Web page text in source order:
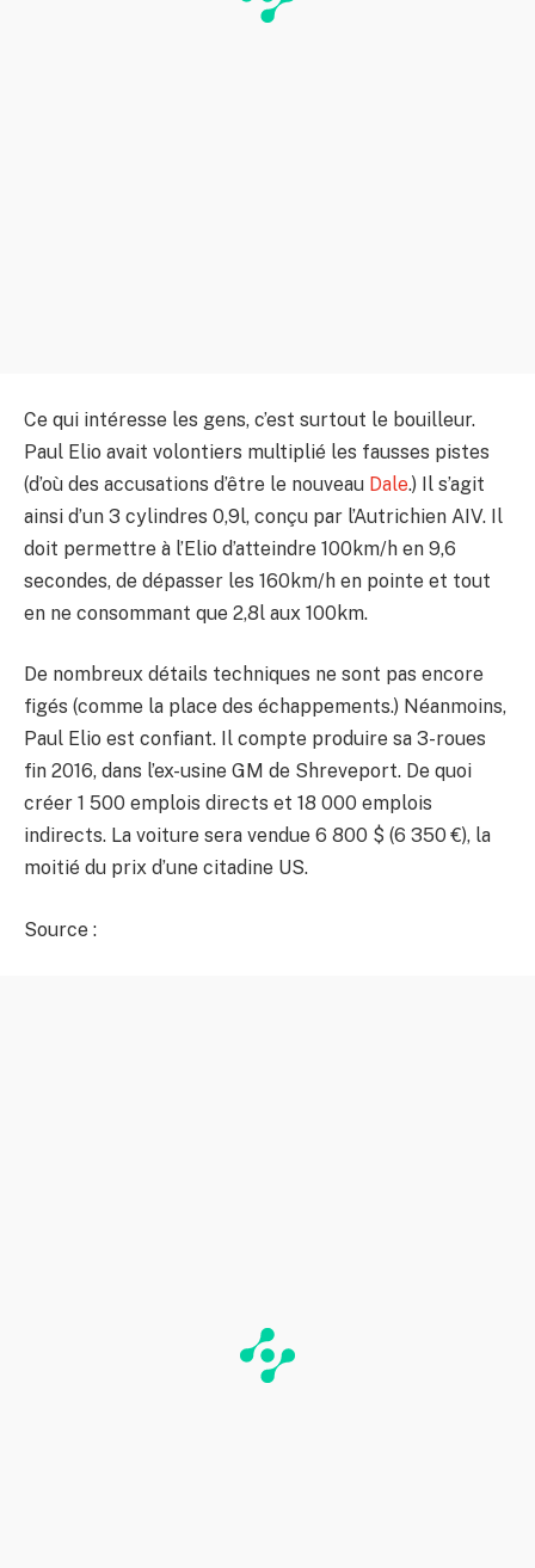
Ce qui intéresse les gens, c’est surtout le bouilleur.
Paul Elio avait volontiers multiplié les fausses pistes
(d’où des accusations d’être le nouveau Dale.) Il s’agit
ainsi d’un 3 cylindres 0,9l, conçu par l’Autrichien AIV. Il
doit permettre à l’Elio d’atteindre 100km/h en 9,6
secondes, de dépasser les 160km/h en pointe et tout
en ne consommant que 2,8l aux 100km.
De nombreux détails techniques ne sont pas encore
figés (comme la place des échappements.) Néanmoins,
Paul Elio est confiant. Il compte produire sa 3-roues
fin 2016, dans l’ex-usine GM de Shreveport. De quoi
créer 1 500 emplois directs et 18 000 emplois
indirects. La voiture sera vendue 6 800 $ (6 350 €), la
moitié du prix d’une citadine US.
Source :